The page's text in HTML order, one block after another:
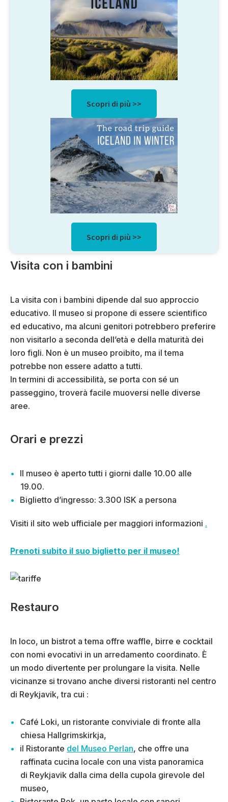
Scopri di più >>
Scopri di più >>
Visita con i bambini
La visita con i bambini dipende dal suo approccio
educativo. Il museo si propone di essere scientifico
ed educativo, ma alcuni genitori potrebbero preferire
non visitarlo a seconda dell’età e della maturità dei
loro figli. Non è un museo proibito, ma il tema
potrebbe non essere adatto a tutti.
In termini di accessibilità, se porta con sé un
passeggino, troverà facile muoversi nelle diverse
aree.
Orari e prezzi
Il museo è aperto tutti i giorni dalle 10.00 alle
19.00.
Biglietto d’ingresso: 3.300 ISK a persona
Visiti il sito web ufficiale per maggiori informazioni .
Prenoti subito il suo biglietto per il museo!
Restauro
In loco, un bistrot a tema offre waffle, birre e cocktail
con nomi evocativi in un arredamento coordinato. È
un modo divertente per prolungare la visita. Nelle
vicinanze si trovano anche diversi ristoranti nel centro
di Reykjavik, tra cui :
Café Loki, un ristorante conviviale di fronte alla
chiesa Hallgrimskirkja,
il Ristorante del Museo Perlan, che offre una
raffinata cucina locale con una vista panoramica
di Reykjavik dalla cima della cupola girevole del
museo,